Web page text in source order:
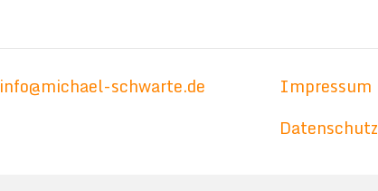
info@michael-schwarte.de
Impressum
Datenschutz